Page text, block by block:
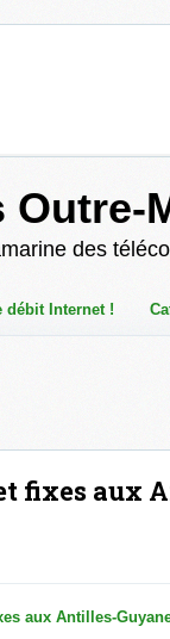
Outre-
des
débit Internet !
fixes aux